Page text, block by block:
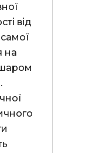
від
на
шаром